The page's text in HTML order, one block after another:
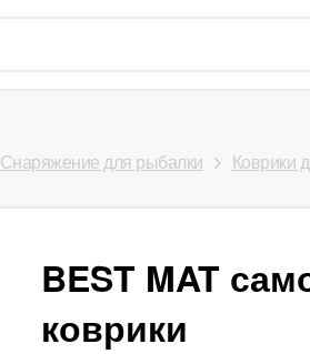
Снаряжение для рыбалки Коврики
BEST MAT
коврики